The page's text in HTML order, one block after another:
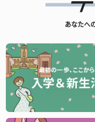
あなたへ